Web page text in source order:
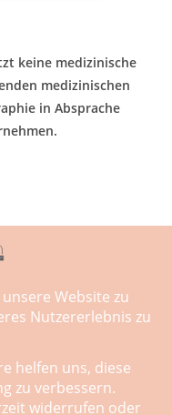
keine medizinische
medizinischen
in Absprache